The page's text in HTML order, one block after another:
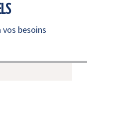
besoins